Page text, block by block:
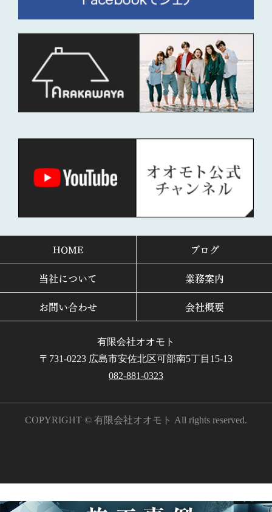
HOME
ブログ
当社について
業務案内
お問い合わせ
会社概要
有限会社オオモト
〒731-0223 広島市安佐北区可部南5丁目15-13
082-881-0323
COPYRIGHT © 有限会社オオモト All rights reserved.